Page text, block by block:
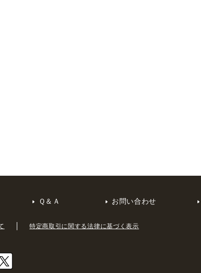
Ｑ＆Ａ お問い合わせ
特定商取引に関する法律に基づく表示